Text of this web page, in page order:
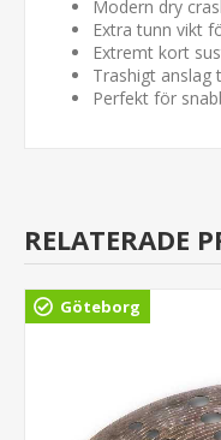
Modern dry
Extra tunn vikt
Extremt kort
Trashigt anslag
Perfekt för
RELATERADE
Göteborg